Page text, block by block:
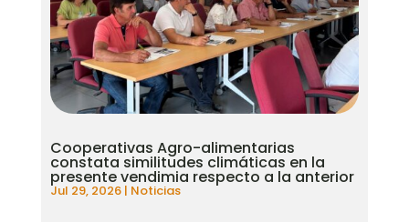
Cooperativas Agro-alimentarias
constata similitudes climáticas en la
presente vendimia respecto a la anterior
Jul 29, 2026| Noticias